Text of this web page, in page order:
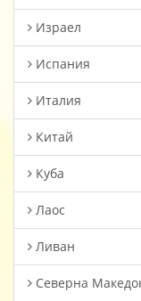
Израел
Испания
Италия
Китай
Куба
Лаос
Ливан
Северна